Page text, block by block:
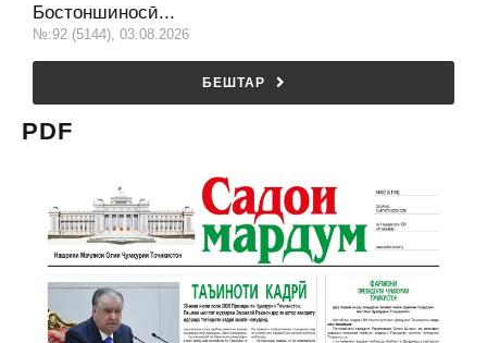
Бостоншиносӣ...
№:92 (5144), 03.08.2026
БЕШТАР
PDF